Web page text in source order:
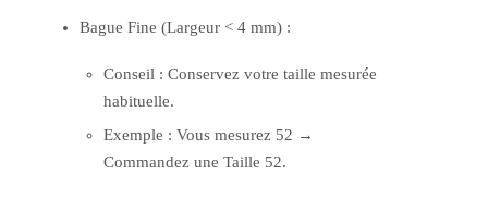
Bague Fine (Largeur < 4 mm) :
Conseil : Conservez votre taille mesurée
habituelle.
Exemple : Vous mesurez 52 →
Commandez une Taille 52.